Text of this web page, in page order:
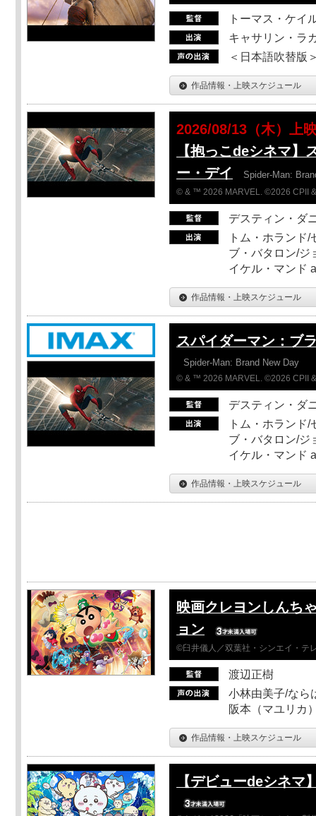
トーマス・ケイ
キャサリン・ラ
＜日本語吹替版
作品情報・上映スケジュール
2026/08/13（木）上
【抱っこdeシネマ】
ー・デイ
Spider-Man:
© & ™ 2026 MARVEL. ©2026 CPII
デスティン・ダ
トム・ホランド
ブ・バタロン/ジ
イケル・マンド
作品情報・上映スケジュール
スパイダーマン：ブ
Spider-Man: Brand New Day
© & ™ 2026 MARVEL. ©2026 CPII
デスティン・ダ
トム・ホランド
ブ・バタロン/ジ
イケル・マンド
作品情報・上映スケジュール
映画クレヨンしんち
ョン
©臼井儀人／双葉社・シンエイ・テ
渡辺正樹
小林由美子/なら
阪本（マユリカ
作品情報・上映スケジュール
【デビューdeシネマ